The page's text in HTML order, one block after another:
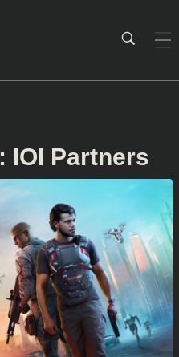
IOI Partners